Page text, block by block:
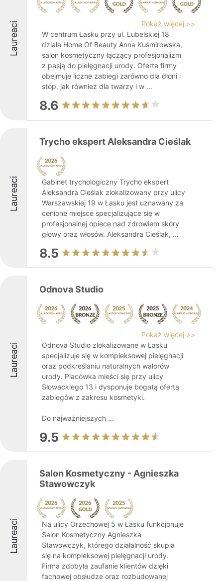
Laureaci
Pokaż więcej >>
W centrum Łasku przy ul. Lubelskiej 18
działa Home Of Beauty Anna Kuśmirowska,
salon kosmetyczny łączący profesjonalizm
z pasją do pielęgnacji urody. Oferta firmy
obejmuje liczne zabiegi zarówno dla dłoni i
stóp, jak również dla twarzy i w ...
8.6
Laureaci
Trycho ekspert Aleksandra Cieślak
Gabinet trychologiczny Trycho ekspert
Aleksandra Cieślak zlokalizowany przy ulicy
Warszawskiej 19 w Łasku jest uznawany za
cenione miejsce specjalizujące się w
profesjonalnej opiece nad zdrowiem skóry
głowy oraz włosów. Aleksandra Cieślak, ...
8.5
Laureaci
Odnova Studio
Pokaż więcej >>
Odnova Studio zlokalizowane w Łasku
specjalizuje się w kompleksowej pielęgnacji
oraz podkreślaniu naturalnych walorów
urody. Placówka mieści się przy ulicy
Słowackiego 13 i dysponuje bogatą ofertą
zabiegów z zakresu kosmetyki.
Do najważniejszych ...
9.5
Laureaci
Salon Kosmetyczny - Agnieszka
Stawowczyk
Na ulicy Orzechowej 5 w Łasku funkcjonuje
Salon Kosmetyczny Agnieszka
Stawowczyk, którego działalność skupia
się na kompleksowej pielęgnacji urody.
Firma zdobyła zaufanie klientów dzięki
fachowej obsłudze oraz rozbudowanej